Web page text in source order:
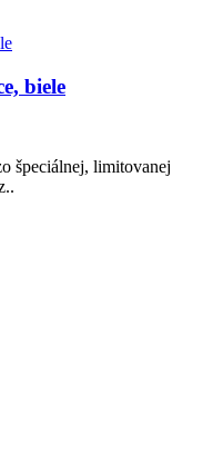
biele
špeciálnej, limitovanej